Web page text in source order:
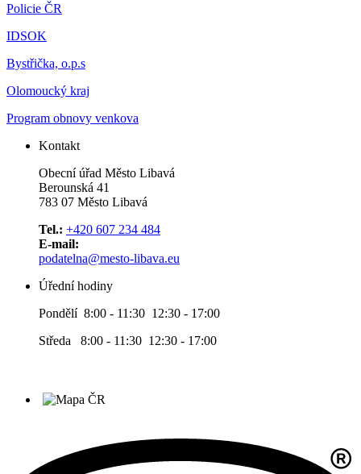
Policie ČR
IDSOK
Bystřička, o.p.s
Olomoucký kraj
Program obnovy venkova
Kontakt
Obecní úřad Město Libavá
Berounská 41
783 07 Město Libavá
Tel.: +420 607 234 484
E-mail:
podatelna@mesto-libava.eu
Úřední hodiny
Pondělí 8:00 - 11:30 12:30 - 17:00
Středa 8:00 - 11:30 12:30 - 17:00